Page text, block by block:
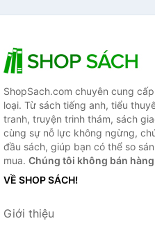
ShopSach.com chuyên cung
loại. Từ sách tiếng anh, tiểu
tranh, truyện trinh thám, sách
cùng sự nỗ lực không ngừng,
đầu sách, giúp bạn có thể so
mua. Chúng tôi không bán
VỀ SHOP SÁCH!
Giới thiệu